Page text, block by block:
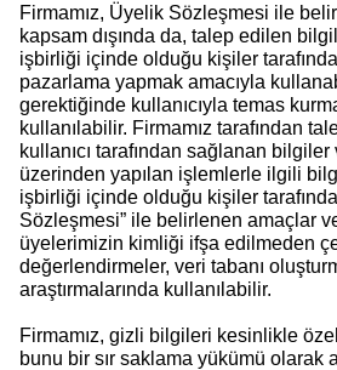
Firmamız, Üyelik Sözleşmesi ile
kapsam dışında da, talep edilen
işbirliği içinde olduğu kişiler
pazarlama yapmak amacıyla
gerektiğinde kullanıcıyla temas
kullanılabilir. Firmamız tarafından
kullanıcı tarafından sağlanan bilgiler
üzerinden yapılan işlemlerle ilgili
işbirliği içinde olduğu kişiler
Sözleşmesi” ile belirlenen amaçlar
üyelerimizin kimliği ifşa edilmeden
değerlendirmeler, veri tabanı
araştırmalarında kullanılabilir.
Firmamız, gizli bilgileri kesinlikle
bunu bir sır saklama yükümü olarak